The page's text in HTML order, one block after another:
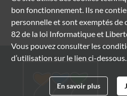
bon fonctionnement. Ils ne
personnelle et sont exemptés
82 de la loi Informatique et
Vous pouvez consulter les
d’utilisation sur le lien ci-dessous.
En savoir plus